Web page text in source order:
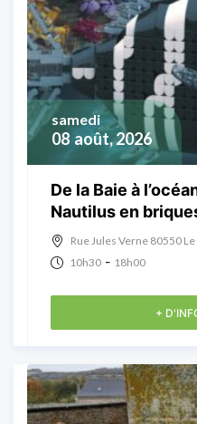
08 août, 2026
samedi
De la Baie à
Nautilus en
Rue Jules Verne 80550
10h30 - 18h00
+